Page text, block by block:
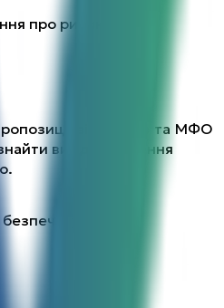
про ризики
від банків та МФО
вигідне рішення
умови